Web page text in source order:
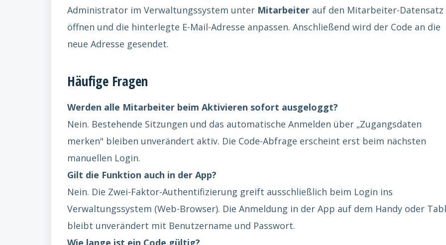
Administrator im Verwaltungssystem unter Mitarbeiter auf den Mitarbeiter-Datensatz
öffnen und die hinterlegte E-Mail-Adresse anpassen. Anschließend wird der Code an die
neue Adresse gesendet.
Häufige Fragen
Werden alle Mitarbeiter beim Aktivieren sofort ausgeloggt?
Nein. Bestehende Sitzungen und das automatische Anmelden über „Zugangsdaten
merken" bleiben unverändert aktiv. Die Code-Abfrage erscheint erst beim nächsten
manuellen Login.
Gilt die Funktion auch in der App?
Nein. Die Zwei-Faktor-Authentifizierung greift ausschließlich beim Login ins
Verwaltungssystem (Web-Browser). Die Anmeldung in der App auf dem Handy oder
bleibt unverändert mit Benutzername und Passwort.
Wie lange ist ein Code gültig?